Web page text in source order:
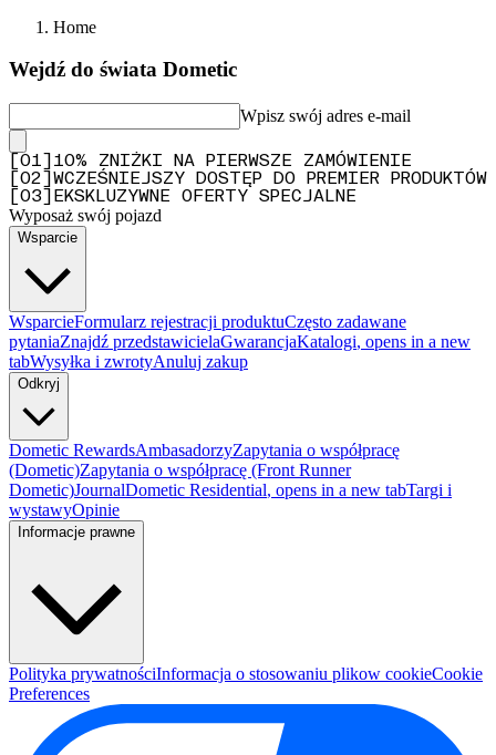
Home
Wejdź do świata Dometic
Wpisz swój adres e-mail
01
10% ZNIŻKI NA PIERWSZE ZAMÓWIENIE
02
WCZEŚNIEJSZY DOSTĘP DO PREMIER PRODUKTÓW
03 EKSKLUZYWNE OFERTY SPECJALNE
Wyposaż swój pojazd
Wsparcie
WsparcieFormularz rejestracji produktuCzęsto zadawane
pytaniaZnajdź przedstawicielaGwarancjaKatalogi, opens in a new
tabWysyłka i zwrotyAnuluj zakup
Odkryj
Dometic RewardsAmbasadorzyZapytania o współpracę
(Dometic)Zapytania o współpracę (Front Runner
Dometic)JournalDometic Residential, opens in a new tabTargi i
wystawyOpinie
Informacje prawne
Polityka prywatnościInformacja o stosowaniu plikow cookieCookie
Preferences